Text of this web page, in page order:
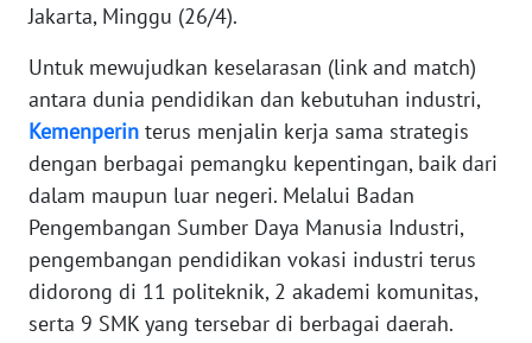
Jakarta, Minggu (26/4).
Untuk mewujudkan keselarasan (link and match)
antara dunia pendidikan dan kebutuhan industri,
Kemenperin terus menjalin kerja sama strategis
dengan berbagai pemangku kepentingan, baik dari
dalam maupun luar negeri. Melalui Badan
Pengembangan Sumber Daya Manusia Industri,
pengembangan pendidikan vokasi industri terus
didorong di 11 politeknik, 2 akademi komunitas,
serta 9 SMK yang tersebar di berbagai daerah.
SUMUT
WN
JAKARTA
JABAR
WN
BANTEN